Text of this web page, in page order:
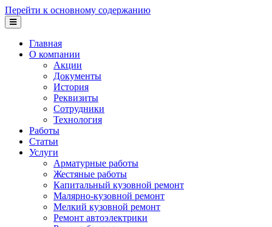
Перейти к основному содержанию
Главная
О компании
Акции
Документы
История
Реквизиты
Сотрудники
Технология
Работы
Статьи
Услуги
Арматурные работы
Жестяные работы
Капитальный кузовной ремонт
Малярно-кузовной ремонт
Мелкий кузовной ремонт
Ремонт автоэлектрики